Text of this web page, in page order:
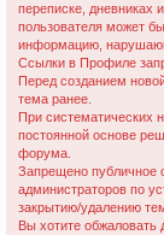
переписке, дневниках
пользователя может
информацию,
Ссылки в Профиле
Перед созданием
тема ранее.
При систематических
постоянной основе
форума.
Запрещено публичное
администраторов по
закрытию/удалению
Вы хотите обжаловать